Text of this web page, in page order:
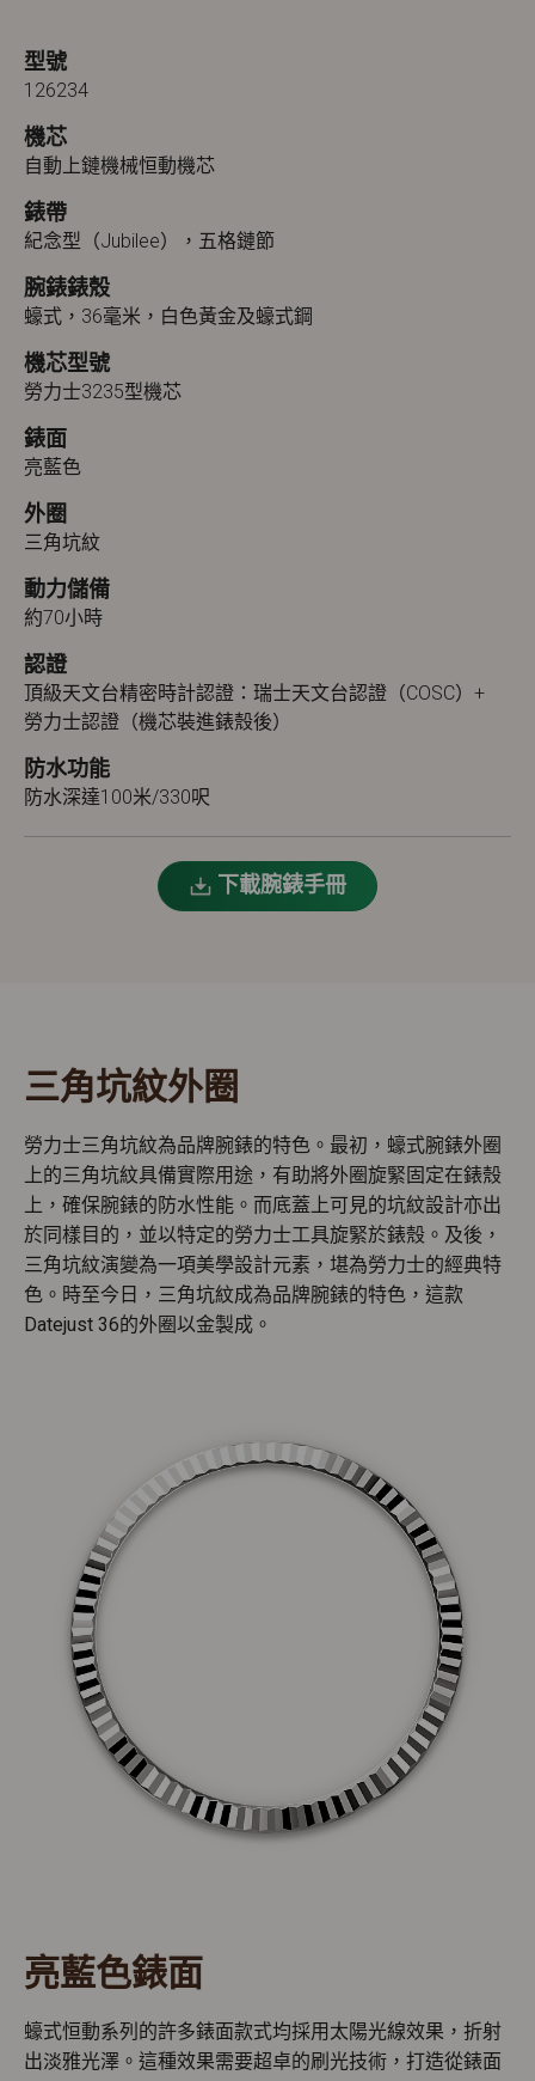
型號
126234
機芯
自動上鏈機械恒動機芯
錶帶
紀念型（Jubilee），五格鏈節
腕錶錶殼
蠔式，36毫米，白色黃金及蠔式鋼
機芯型號
勞力士3235型機芯
錶面
亮藍色
外圈
三角坑紋
動力儲備
約70小時
認證
頂級天文台精密時計認證：瑞士天文台認證（COSC）+
勞力士認證（機芯裝進錶殼後）
防水功能
防水深達100米/330呎
下載腕錶手冊
三角坑紋外圈
勞力士三角坑紋為品牌腕錶的特色。最初，蠔式腕錶外圈
上的三角坑紋具備實際用途，有助將外圈旋緊固定在錶殼
上，確保腕錶的防水性能。而底蓋上可見的坑紋設計亦出
於同樣目的，並以特定的勞力士工具旋緊於錶殼。及後，
三角坑紋演變為一項美學設計元素，堪為勞力士的經典特
色。時至今日，三角坑紋成為品牌腕錶的特色，這款
Datejust 36的外圈以金製成。
亮藍色錶面
蠔式恒動系列的許多錶面款式均採用太陽光線效果，折射
出淡雅光澤。這種效果需要超卓的刷光技術，打造從錶面